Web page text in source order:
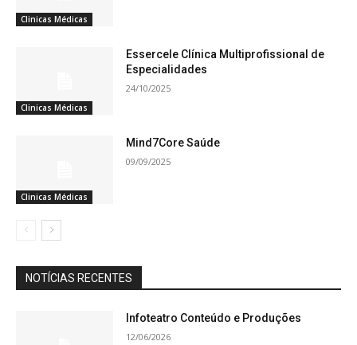
Clinicas Médicas
Clinicas Médicas
Essercele Clínica Multiprofissional de
Especialidades
24/10/2025
Clinicas Médicas
Mind7Core Saúde
09/09/2025
NOTÍCIAS RECENTES
Infoteatro Conteúdo e Produções
12/06/2026